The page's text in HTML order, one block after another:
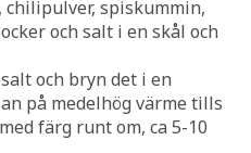
chilipulver, spiskummin,
och salt i en skål och
och bryn det i en
på medelhög värme tills
färg runt om, ca 5-10